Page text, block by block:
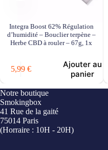
Integra Boost 62% Régulation
d’humidité – Bouclier terpène –
Herbe CBD à rouler – 67g, 1x
panier
Notre boutique
Smokingbox
41 Rue de la gaité
75014 Paris
(Horraire : 10H - 20H)